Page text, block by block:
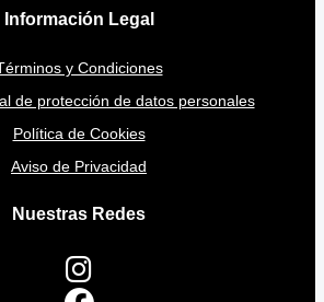
Información Legal
y Condiciones
de protección de datos personales
Política de Cookies
Aviso de Privacidad
Nuestras Redes